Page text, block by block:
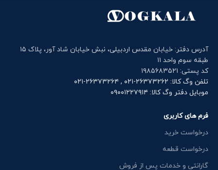
آدرس دفتر: خیابان مقدس اردبیلی، نبش خیابان شاد آور، پلاک ۱۵
طبقه سوم واحد ۱۱
کد پستی: ۱۹۸۵۶۸۳۵۲۱
تلفن وگ کالا: ۲۶۳۷۳۲۶۲-۰۲۱ , ۲۶۳۷۳۲۶۴-۰۲۱
موبایل دفتر وگ کالا: ۰۹۰۰۱۲۲۷۹۱۴
فرم های کاربری
درخواست خرید
درخواست قطعه
گارانتی و خدمات پس از فروش